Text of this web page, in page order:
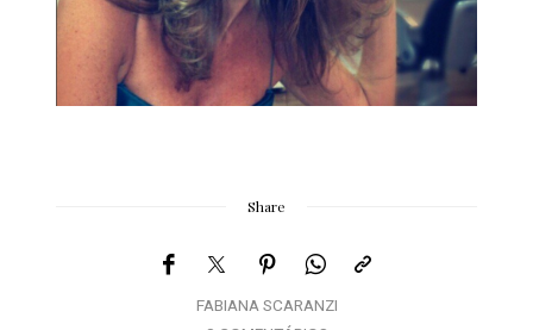
Share
FABIANA SCARANZI